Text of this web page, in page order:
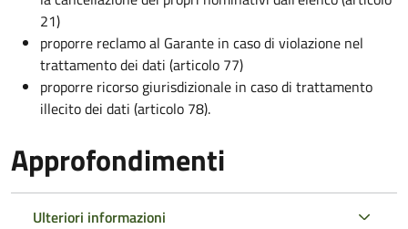
21)
proporre reclamo al Garante in caso di violazione nel
trattamento dei dati (articolo 77)
proporre ricorso giurisdizionale in caso di trattamento
illecito dei dati (articolo 78).
Approfondimenti
Ulteriori informazioni